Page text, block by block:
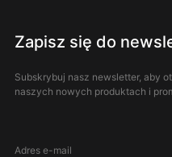
Zapisz się do
Subskrybuj nasz newsletter, aby
naszych nowych produktach i